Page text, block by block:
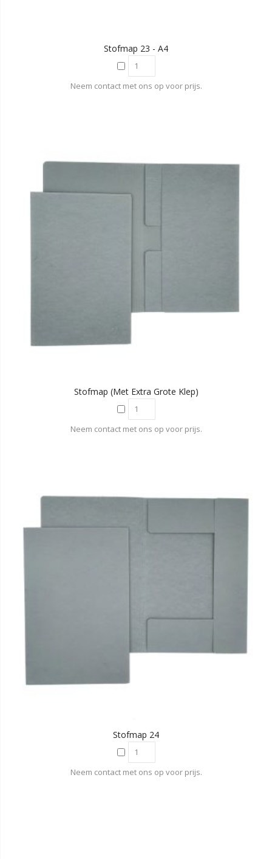
Stofmap 23 - A4
Neem contact met ons op voor prijs.
Stofmap (met Extra Grote Klep)
Neem contact met ons op voor prijs.
Stofmap 24
Neem contact met ons op voor prijs.